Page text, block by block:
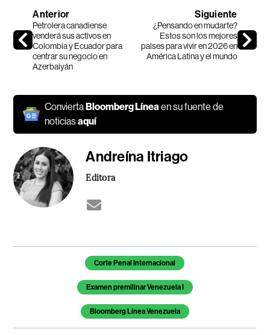
Anterior
Petrolera canadiense
venderá sus activos en
Colombia y Ecuador para
centrar su negocio en
Azerbaiyán
Siguiente
¿Pensando en mudarte?
Estos son los mejores
países para vivir en 2026 en
América Latina y el mundo
ConviertaBloomberg Línea en su fuente de
noticiasaquí
Andreína Itriago
Editora
Temas de este artículoCorte Penal Internacional
Examen premilinar Venezuela I
Bloomberg Línea Venezuela